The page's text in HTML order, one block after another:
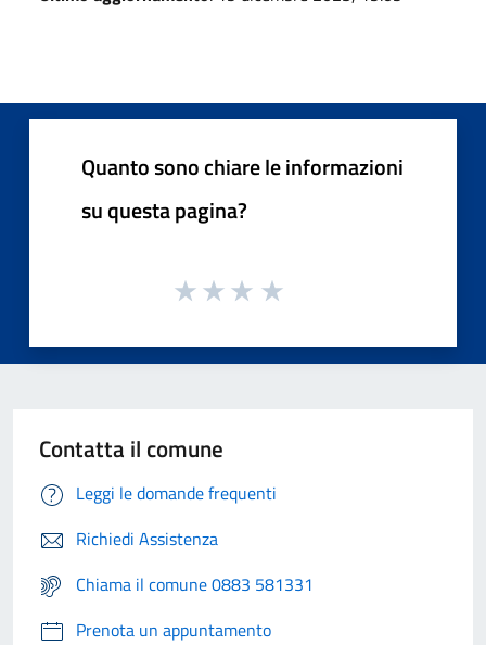
Quanto sono chiare le informazioni
su questa pagina?
Contatta il comune
Leggi le domande frequenti
Richiedi Assistenza
Chiama il comune 0883 581331
Prenota un appuntamento